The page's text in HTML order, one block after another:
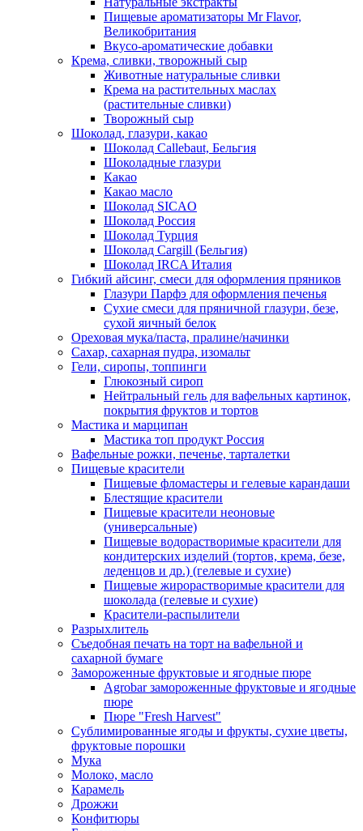
Пищевые ароматизаторы Mr Flavor,
Великобритания
Вкусо-ароматические добавки
Крема, сливки, творожный сыр
Животные натуральные сливки
Крема на растительных маслах
(растительные сливки)
Творожный сыр
Шоколад, глазури, какао
Шоколад Callebaut, Бельгия
Шоколадные глазури
Какао
Какао масло
Шоколад SICAO
Шоколад Россия
Шоколад Турция
Шоколад Cargill (Бельгия)
Шоколад IRCA Италия
Гибкий айсинг, смеси для оформления пряников
Глазури Парфэ для оформления печенья
Сухие смеси для пряничной глазури, безе,
сухой яичный белок
Ореховая мука/паста, пралине/начинки
Сахар, сахарная пудра, изомальт
Гели, сиропы, топпинги
Глюкозный сироп
Нейтральный гель для вафельных картинок,
покрытия фруктов и тортов
Мастика и марципан
Мастика топ продукт Россия
Вафельные рожки, печенье, тарталетки
Пищевые красители
Пищевые фломастеры и гелевые карандаши
Блестящие красители
Пищевые красители неоновые
(универсальные)
Пищевые водорастворимые красители для
кондитерских изделий (тортов, крема, безе,
леденцов и др.) (гелевые и сухие)
Пищевые жирорастворимые красители для
шоколада (гелевые и сухие)
Красители-распылители
Разрыхлитель
Съедобная печать на торт на вафельной и
сахарной бумаге
Замороженные фруктовые и ягодные пюре
Agrobar замороженные фруктовые и ягодные
пюре
Пюре "Fresh Harvest"
Сублимированные ягоды и фрукты, сухие цветы,
фруктовые порошки
Мука
Молоко, масло
Карамель
Дрожжи
Конфитюры